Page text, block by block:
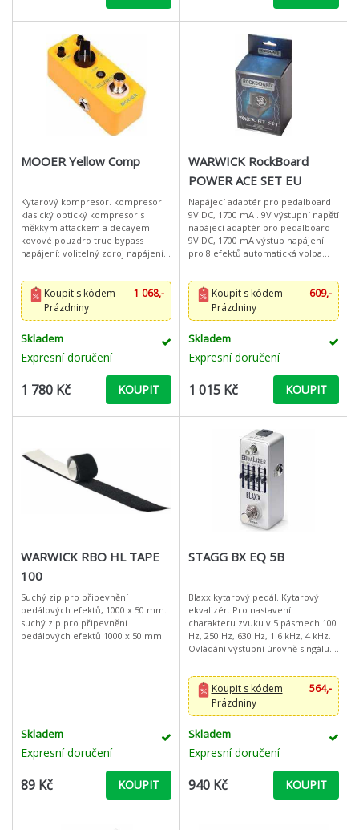
MOOER Yellow Comp
Kytarový kompresor. kompresor
klasický optický kompresor s
měkkým attackem a decayem
kovové pouzdro true bypass
napájení: volitelný zdroj napájení
hmotnost: 160 g
Koupit s kódem
1 068,-
Prázdniny
Skladem
Expresní doručení
1 780 Kč KOUPIT
WARWICK RockBoard
POWER ACE SET EU
Napájecí adaptér pro pedalboard
9V DC, 1700 mA . 9V výstupní napětí
napájecí adaptér pro pedalboard
9V DC, 1700 mA výstup napájení
pro 8 efektů automatická volba
(automatic volta
Koupit s kódem
609,-
Prázdniny
Skladem
Expresní doručení
1 015 Kč KOUPIT
WARWICK RBO HL TAPE
100
Suchý zip pro připevnění
pedálových efektů, 1000 x 50 mm.
suchý zip pro připevnění
pedálových efektů 1000 x 50 mm
Skladem
Expresní doručení
89 Kč KOUPIT
STAGG BX EQ 5B
Blaxx kytarový pedál. Kytarový
ekvalizér. Pro nastavení
charakteru zvuku v 5 pásmech:100
Hz, 250 Hz, 630 Hz, 1.6 kHz, 4 kHz.
Ovládání výstupní úrovně singálu.
Napájení 9V DC. Všechny efek
Koupit s kódem
564,-
Prázdniny
Skladem
Expresní doručení
940 Kč KOUPIT